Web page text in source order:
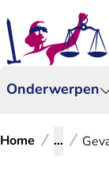
Onderwerpen
Home ...